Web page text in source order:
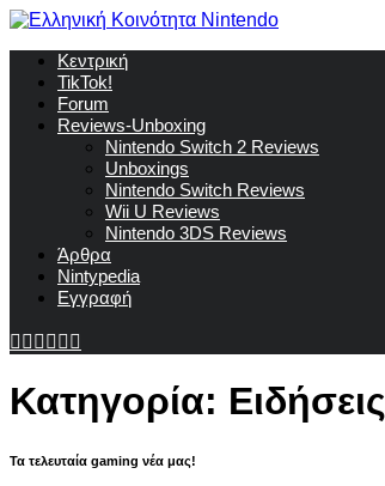
Κεντρική
TikTok!
Forum
Reviews-Unboxing
Nintendo Switch 2 Reviews
Unboxings
Nintendo Switch Reviews
Wii U Reviews
Nintendo 3DS Reviews
Άρθρα
Nintypedia
Εγγραφή
Κατηγορία: Ειδήσεις
Τα τελευταία gaming νέα μας!